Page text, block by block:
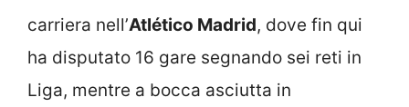
carriera nell’Atlético Madrid, dove fin qui
ha disputato 16 gare segnando sei reti in
Liga, mentre a bocca asciutta in